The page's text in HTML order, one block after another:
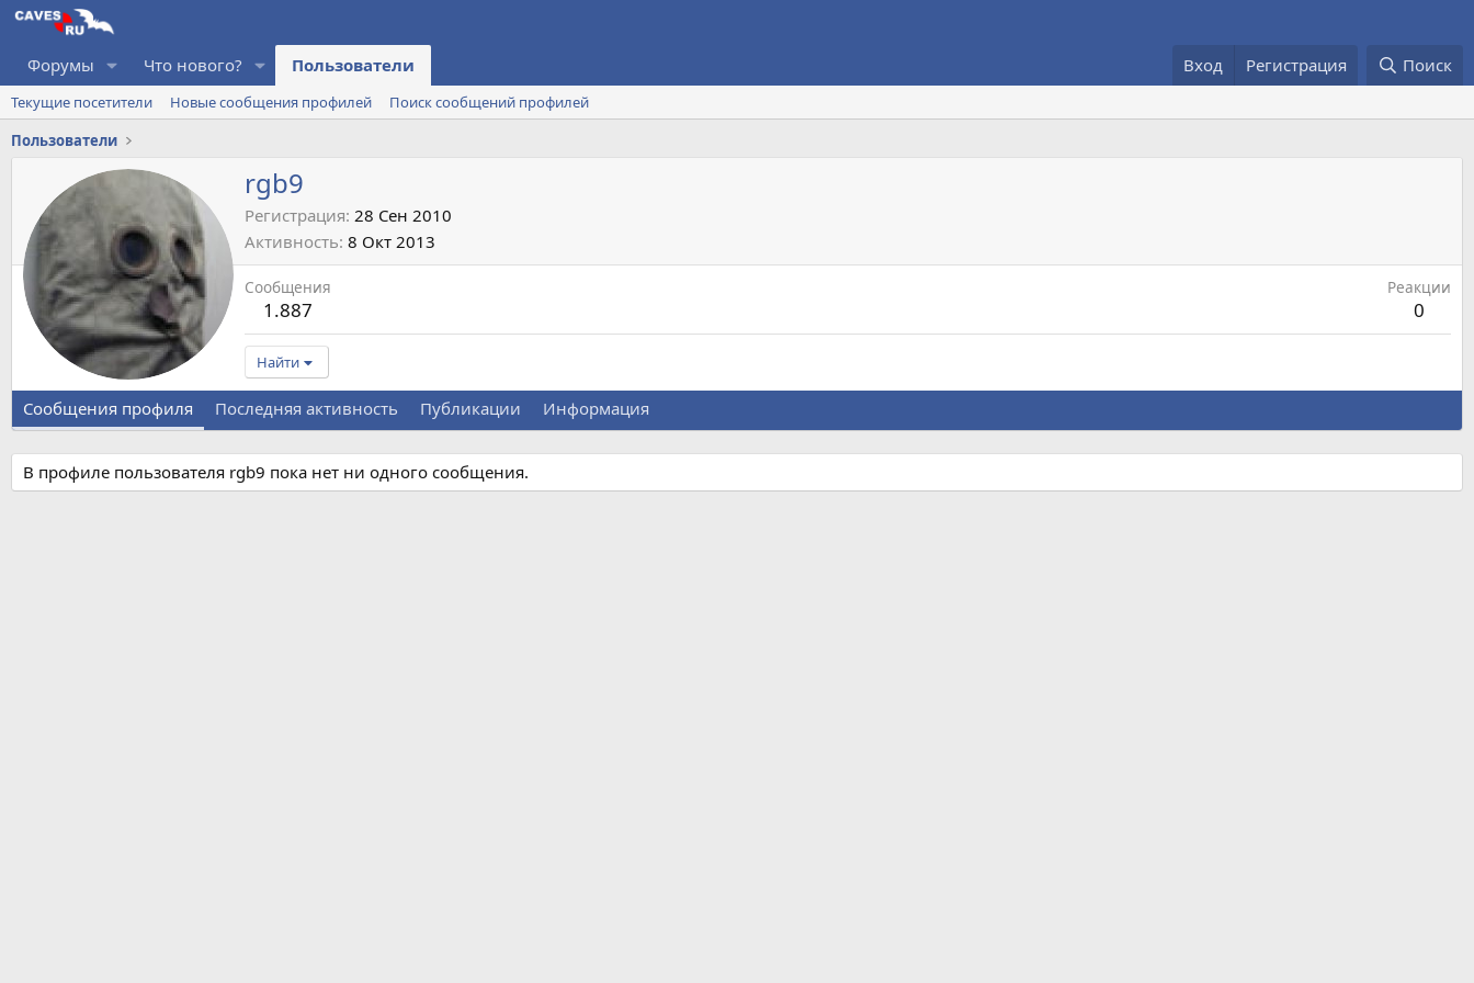
Форумы Что нового? Пользователи Вход Регистрация Поиск
Текущие посетители Новые сообщения профилей
Поиск сообщений профилей
Пользователи
rgb9
Регистрация 28 Сен 2010
Активность 8 Окт 2013
Сообщения
1.887
Реакции
0
Найти
Сообщения профиля Последняя активность Публикации Информация
В профиле пользователя rgb9 пока нет ни одного сообщения.